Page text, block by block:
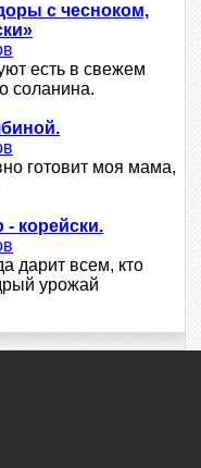
с чесноком,
есть в свежем
соланина.
готовит моя мама,
корейски.
дарит всем, кто
урожай